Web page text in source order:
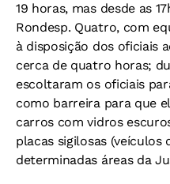
19 horas, mas desde as
Rondesp. Quatro, com
à disposição dos oficiais
cerca de quatro horas;
escoltaram os oficiais
como barreira para que
carros com vidros
placas sigilosas (veículos
determinadas áreas da